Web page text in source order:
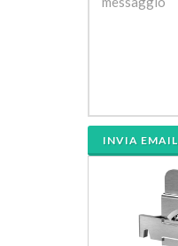
INVIA EMAIL